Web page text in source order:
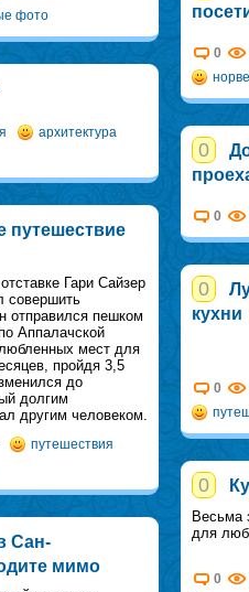
фото
0
архитектура
0
0
путешествие
Гари Сайзер
совершить
отправился пешком
Аппалачской
мест для
пройдя 3,5
до
долгим
другим человеком.
путешествия
0
кухни
0
0
Весьма
для
0
Сан-
мимо